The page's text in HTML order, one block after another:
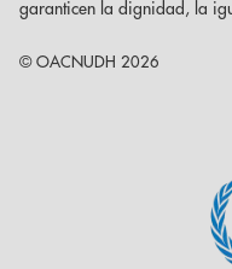
garanticen la dignidad, la
© OACNUDH 2026